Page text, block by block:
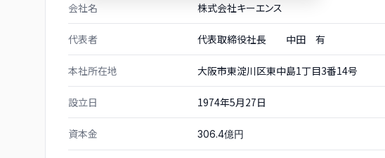
会社名 株式会社キーエンス
代表者 代表取締役社長 中田 有
本社所在地 大阪市東淀川区東中島1丁目3番14号
設立日 1974年5月27日
資本金 306.4億円